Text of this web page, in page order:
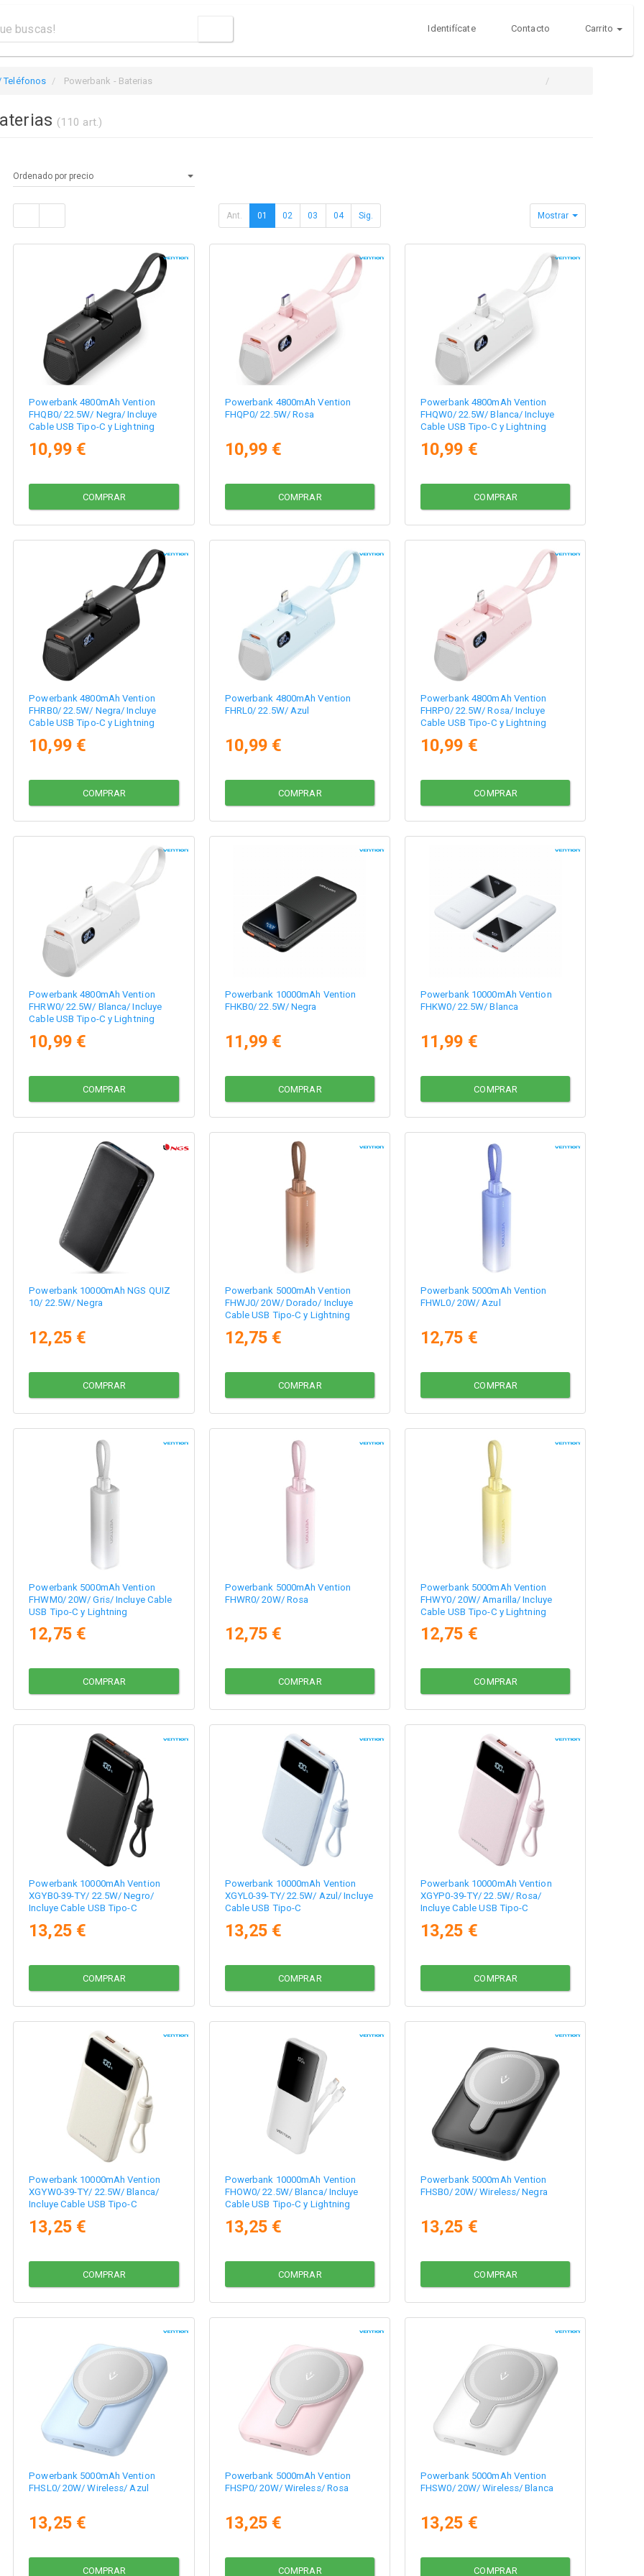
Identifícate Contacto Carrito
Teléfonos Powerbank - Baterias
(110 art.)
Ant. 01 02 03 04 Sig. Mostrar
Powerbank 4800mAh Vention
FHQB0/ 22.5W/ Negra/ Incluye
Cable USB Tipo-C y Lightning
10,99 €
COMPRAR
Powerbank 4800mAh Vention
FHQP0/ 22.5W/ Rosa
10,99 €
COMPRAR
Powerbank 4800mAh Vention
FHQW0/ 22.5W/ Blanca/ Incluye
Cable USB Tipo-C y Lightning
10,99 €
COMPRAR
Powerbank 4800mAh Vention
FHRB0/ 22.5W/ Negra/ Incluye
Cable USB Tipo-C y Lightning
10,99 €
COMPRAR
Powerbank 4800mAh Vention
FHRL0/ 22.5W/ Azul
10,99 €
COMPRAR
Powerbank 4800mAh Vention
FHRP0/ 22.5W/ Rosa/ Incluye
Cable USB Tipo-C y Lightning
10,99 €
COMPRAR
Powerbank 4800mAh Vention
FHRW0/ 22.5W/ Blanca/ Incluye
Cable USB Tipo-C y Lightning
10,99 €
COMPRAR
Powerbank 10000mAh Vention
FHKB0/ 22.5W/ Negra
11,99 €
COMPRAR
Powerbank 10000mAh Vention
FHKW0/ 22.5W/ Blanca
11,99 €
COMPRAR
Powerbank 10000mAh NGS QUIZ
10/ 22.5W/ Negra
12,25 €
COMPRAR
Powerbank 5000mAh Vention
FHWJ0/ 20W/ Dorado/ Incluye
Cable USB Tipo-C y Lightning
12,75 €
COMPRAR
Powerbank 5000mAh Vention
FHWL0/ 20W/ Azul
12,75 €
COMPRAR
Powerbank 5000mAh Vention
FHWM0/ 20W/ Gris/ Incluye Cable
USB Tipo-C y Lightning
12,75 €
COMPRAR
Powerbank 5000mAh Vention
FHWR0/ 20W/ Rosa
12,75 €
COMPRAR
Powerbank 5000mAh Vention
FHWY0/ 20W/ Amarilla/ Incluye
Cable USB Tipo-C y Lightning
12,75 €
COMPRAR
Powerbank 10000mAh Vention
XGYB0-39-TY/ 22.5W/ Negro/
Incluye Cable USB Tipo-C
13,25 €
COMPRAR
Powerbank 10000mAh Vention
XGYL0-39-TY/ 22.5W/ Azul/ Incluye
Cable USB Tipo-C
13,25 €
COMPRAR
Powerbank 10000mAh Vention
XGYP0-39-TY/ 22.5W/ Rosa/
Incluye Cable USB Tipo-C
13,25 €
COMPRAR
Powerbank 10000mAh Vention
XGYW0-39-TY/ 22.5W/ Blanca/
Incluye Cable USB Tipo-C
13,25 €
COMPRAR
Powerbank 10000mAh Vention
FHOW0/ 22.5W/ Blanca/ Incluye
Cable USB Tipo-C y Lightning
13,25 €
COMPRAR
Powerbank 5000mAh Vention
FHSB0/ 20W/ Wireless/ Negra
13,25 €
COMPRAR
Powerbank 5000mAh Vention
FHSL0/ 20W/ Wireless/ Azul
13,25 €
COMPRAR
Powerbank 5000mAh Vention
FHSP0/ 20W/ Wireless/ Rosa
13,25 €
COMPRAR
Powerbank 5000mAh Vention
FHSW0/ 20W/ Wireless/ Blanca
13,25 €
COMPRAR